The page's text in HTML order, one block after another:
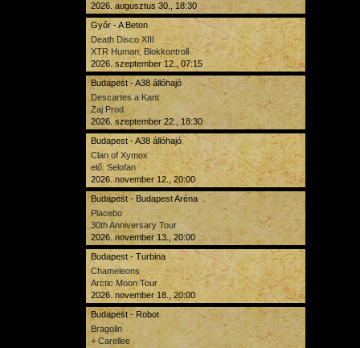
2026. augusztus 30., 18:30
Győr - A Beton
Death Disco XIII
XTR Human, Blokkontroll
2026. szeptember 12., 07:15
Budapest - A38 állóhajó
Descartes a Kant
Zaj Prod.
2026. szeptember 22., 18:30
Budapest - A38 állóhajó
Clan of Xymox
elő: Selofan
2026. november 12., 20:00
Budapest - Budapest Aréna
Placebo
30th Anniversary Tour
2026. november 13., 20:00
Budapest - Turbina
Chameleons
Arctic Moon Tour
2026. november 18., 20:00
Budapest - Robot
Bragolin
+ Carellee